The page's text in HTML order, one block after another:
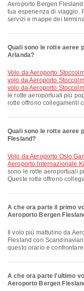
Aeroporto Bergen Flesland offre Taxi e molti altri servizi per migliorare la
tua esperienza di viaggio.
servizi e mappe dei
Quali sono le rotte aeree
Arlanda?
volo da Aeroporto
volo da Aeroporto
volo da Aeroporto
le rotte aeroportuali più
rotte offrono collegamenti
Quali sono le rotte aeree
Flesland?
volo da Aeroporto Oslo
Aeroporto Internazionale
sono le rotte aeroportuali
Queste rotte offrono
A che ora parte il primo
Aeroporto Bergen
Flesland con
questo orario e
A che ora parte l'ultimo
Aeroporto Bergen